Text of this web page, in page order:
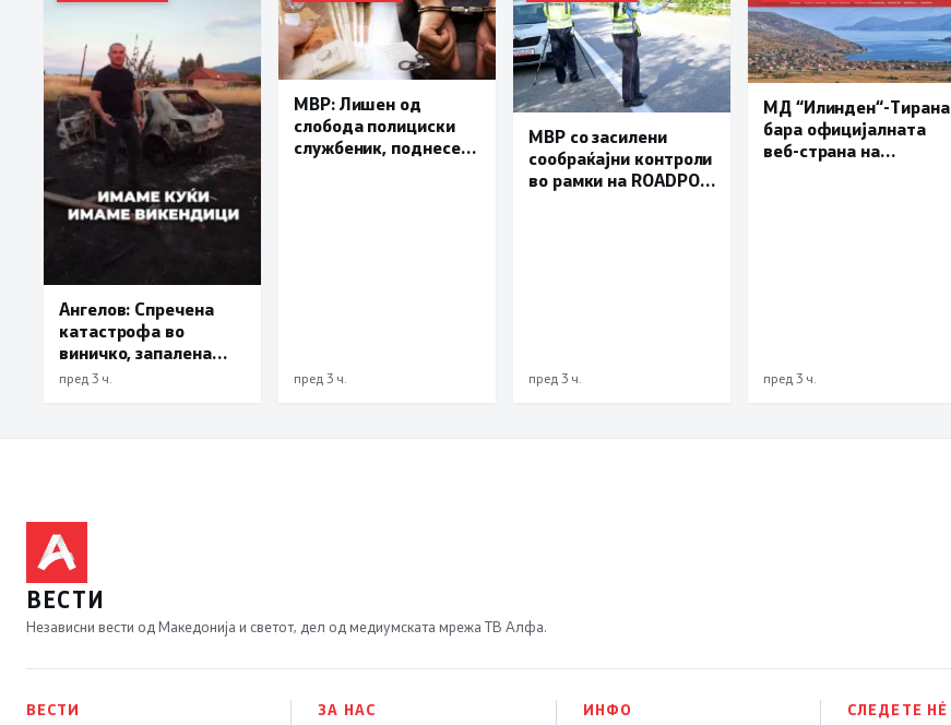
Ангелов: Спречена
катастрофа во
виничко, запалена
трева при сечење со
пред 3 ч.
МВР: Лишен од
слобода полициски
службеник, поднесена
пред 3 ч.
МВР со засилени
сообраќајни контроли
во рамки на ROADPOL:
пред 3 ч.
МД “Илинден“-Тирана
бара официјалната
веб-страна на
пред 3 ч.
ВЕСТИ
Независни вести од Македонија и светот, дел од медиумската мрежа ТВ Алфа.
ВЕСТИ
ЗА НАС
ИНФО
СЛЕДЕТЕ НÉ